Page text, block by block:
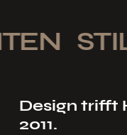
Design trifft
2011.